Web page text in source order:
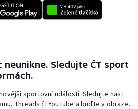
neunikne. Sledujte ČT sport
sportovní události. Sledujte nás i
Threads či YouTube a buďte v obraze.